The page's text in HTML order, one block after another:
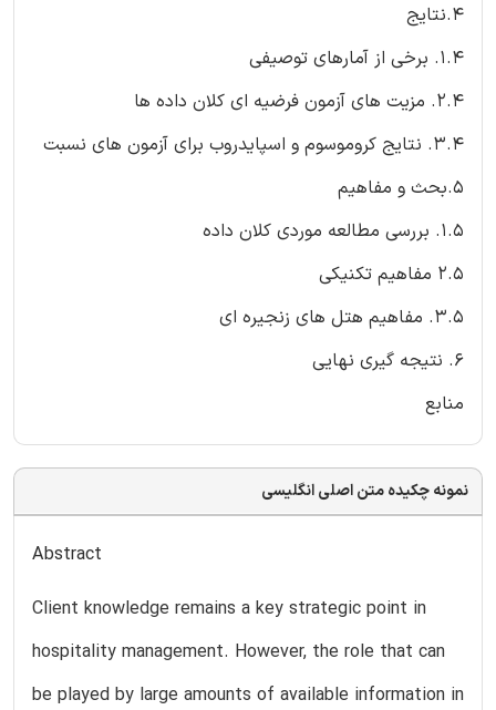
4.نتایج
1.4. برخی از آمارهای توصیفی
2.4. مزیت های آزمون فرضیه ای کلان داده ها
3.4. نتایج کروموسوم و اسپایدروب برای آزمون های نسبت
5.بحث و مفاهیم
1.5. بررسی مطالعه موردی کلان داده
2.5 مفاهیم تکنیکی
3.5. مفاهیم هتل های زنجیره ای
6. نتیجه گیری نهایی
منابع
نمونه چکیده متن اصلی انگلیسی
Abstract
Client knowledge remains a key strategic point in
hospitality management. However, the role that can
be played by large amounts of available information in